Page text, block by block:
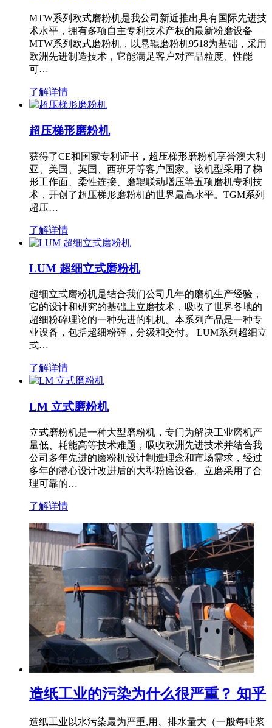
MTW系列欧式磨粉机是我公司新近推出具有国际先进技
术水平，拥有多项自主专利技术产权的最新粉磨设备—
MTW系列欧式磨粉机，以悬辊磨粉机9518为基础，采用
欧洲先进制造技术，它能满足客户对产品粒度、性能
可…
了解详情
超压梯形磨粉机
获得了CE和国家专利证书，超压梯形磨粉机享誉澳大利
亚、美国、英国、西班牙等客户国家。该机型采用了梯
形工作面、柔性连接、磨辊联动增压等五项磨机专利技
术，开创了超压梯形磨粉机的世界最高水平。TGM系列
超压…
了解详情
LUM 超细立式磨粉机
超细立式磨粉机是结合我们公司几年的磨机生产经验，
它的设计和研究的基础上立磨技术，吸收了世界各地的
超细粉碎理论的一种先进的轧机。本系列产品是一种专
业设备，包括超细粉碎，分级和交付。 LUM系列超细立
式…
了解详情
LM 立式磨粉机
立式磨粉机是一种大型磨粉机，专门为解决工业磨机产
量低、耗能高等技术难题，吸收欧洲先进技术并结合我
公司多年先进的磨粉机设计制造理念和市场需求，经过
多年的潜心设计改进后的大型粉磨设备。立磨采用了合
理可靠的…
了解详情
造纸工业的污染为什么很严重？ 知乎
造纸工业以水污染最为严重,用、排水量大（一般每吨浆